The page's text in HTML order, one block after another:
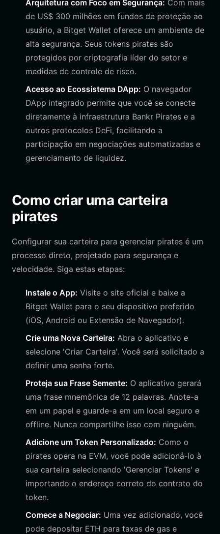
Arquitetura com Foco em Segurança: Com mais
de US$ 300 milhões em fundos de proteção ao
usuário, a Bitget Wallet oferece um ambiente de
alta segurança. Seus tokens pirates são
protegidos por criptografia líder do setor e
medidas de controle de risco.
Acesso ao Ecossistema DApp: O navegador
DApp integrado permite que você se conecte
diretamente à infraestrutura Bankr Pirates e a
outros protocolos DeFi, facilitando a
participação em negociações automatizadas e
gerenciamento de liquidez.
Como criar uma carteira
pirates
Configurar sua carteira para gerenciar pirates é um
processo direto, projetado para segurança e
velocidade. Siga estas etapas:
Instale o App: Visite o site oficial e baixe a
Bitget Wallet para o seu dispositivo preferido
(iOS, Android ou Extensão de Navegador).
Crie uma Nova Carteira: Abra o aplicativo e
selecione 'Criar Carteira'. Você será solicitado a
definir uma senha forte.
Proteja sua Frase Semente: O aplicativo gerará
uma frase mnemônica de 12 palavras. Anote-a
em um papel e guarde-a em um local seguro e
offline. Nunca compartilhe isso com ninguém.
Adicione um Token Personalizado: Como o
pirates opera na EVM, você pode adicioná-lo à
sua carteira selecionando 'Gerenciar Tokens' e
importando o endereço correto do contrato do
token.
Comece a Negociar: Uma vez adicionado, você
pode depositar ETH para taxas de gas e